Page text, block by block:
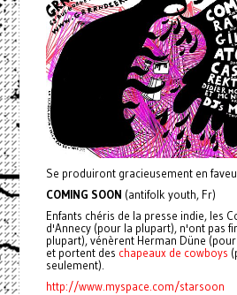
Se produiront gracieusement en
COMING SOON (antifolk youth, Fr)
Enfants chéris de la presse indie, les
d'Annecy (pour la plupart), n'ont pas
plupart), vénèrent Herman Düne
et portent des chapeaux de cowboys
seulement).
http://www.myspace.com/starsoon